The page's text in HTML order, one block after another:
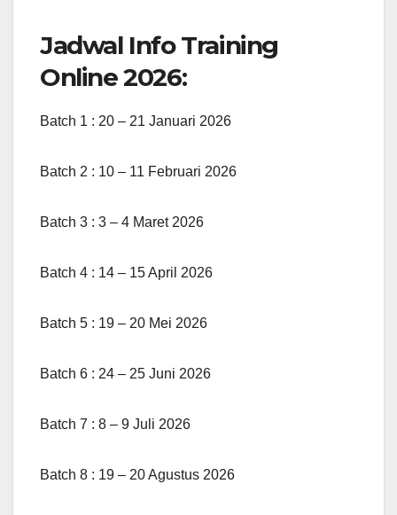
Jadwal Info Training
Online 2026:
Batch 1 : 20 – 21 Januari 2026
Batch 2 : 10 – 11 Februari 2026
Batch 3 : 3 – 4 Maret 2026
Batch 4 : 14 – 15 April 2026
Batch 5 : 19 – 20 Mei 2026
Batch 6 : 24 – 25 Juni 2026
Batch 7 : 8 – 9 Juli 2026
Batch 8 : 19 – 20 Agustus 2026